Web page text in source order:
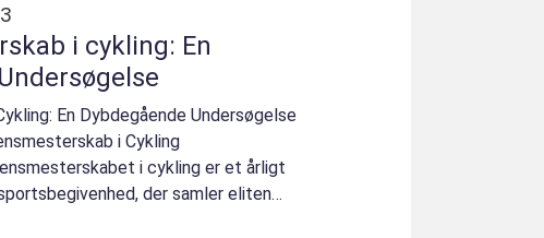
i cykling: En
En Dybdegående Undersøgelse
i Cykling
i cykling er et årligt
der samler eliten